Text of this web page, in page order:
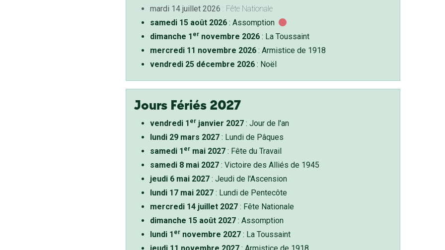
mardi 14 juillet 2026 : Fête Nationale
samedi 15 août 2026: Assomption
dimanche 1 ernovembre 2026: La Toussaint
mercredi 11 novembre 2026: Armistice de 1918
vendredi 25 décembre 2026: Noël
Jours Fériés 2027
vendredi 1 erjanvier 2027: Jour de l'an
lundi 29 mars 2027: Lundi de Pâques
samedi 1 ermai 2027: Fête du Travail
samedi 8 mai 2027: Victoire des Alliés de 1945
jeudi 6 mai 2027: Jeudi de l'Ascension
lundi 17 mai 2027: Lundi de Pentecôte
mercredi 14 juillet 2027: Fête Nationale
dimanche 15 août 2027: Assomption
lundi 1 ernovembre 2027: La Toussaint
jeudi 11 novembre 2027: Armistice de 1918